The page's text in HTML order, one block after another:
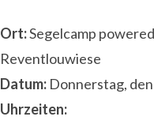
Ort:Segelcamp
Reventlouwiese
Datum: Donnerstag,
Uhrzeiten: